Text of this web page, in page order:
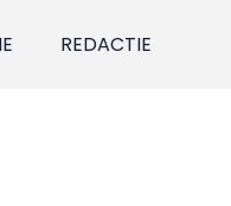
REDACTIE